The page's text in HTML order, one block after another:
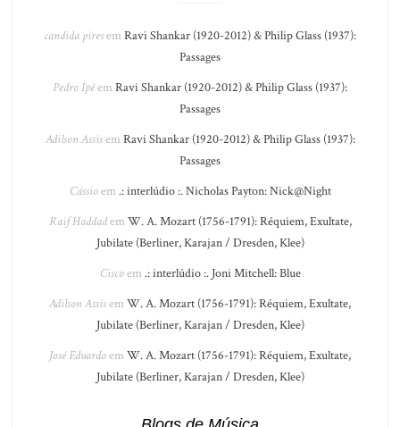
candida piresem Ravi Shankar (1920-2012) & Philip Glass (1937):
Passages
Pedro Ipêem Ravi Shankar (1920-2012) & Philip Glass (1937):
Passages
Adilson Assisem Ravi Shankar (1920-2012) & Philip Glass (1937):
Passages
Cássioem .: interlúdio :. Nicholas Payton: Nick@Night
Raif Haddadem W. A. Mozart (1756-1791): Réquiem, Exultate,
Jubilate (Berliner, Karajan / Dresden, Klee)
Ciscoem .: interlúdio :. Joni Mitchell: Blue
Adilson Assisem W. A. Mozart (1756-1791): Réquiem, Exultate,
Jubilate (Berliner, Karajan / Dresden, Klee)
José Eduardoem W. A. Mozart (1756-1791): Réquiem, Exultate,
Jubilate (Berliner, Karajan / Dresden, Klee)